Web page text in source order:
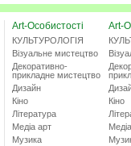
Art-Особистості
КУЛЬТУРОЛОГІЯ
Візуальне мистецтво
Декоративно-
прикладне мистецтво
Дизайн
Кіно
Література
Медіа арт
Музика
Art-
Кіно